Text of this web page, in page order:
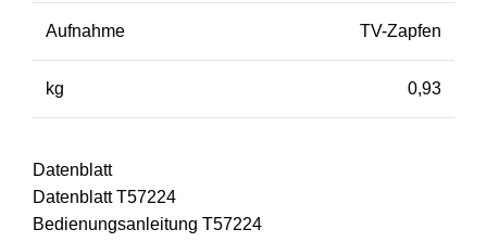
Aufnahme TV-Zapfen
kg 0,93
Datenblatt
Datenblatt T57224
Bedienungsanleitung T57224